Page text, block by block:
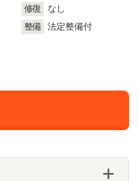
修復
なし
整備
法定整備付